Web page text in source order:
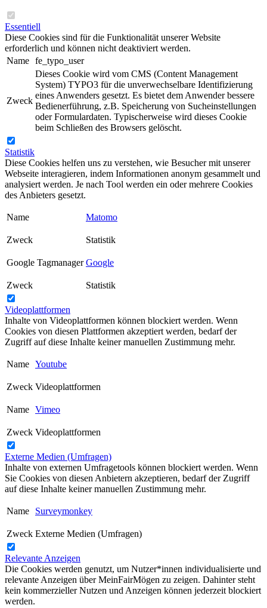
Essentiell
Diese Cookies sind für die Funktionalität unserer Website
erforderlich und können nicht deaktiviert werden.
Name fe_typo_user
Zweck
Dieses Cookie wird vom CMS (Content Management
System) TYPO3 für die unverwechselbare Identifizierung
eines Anwenders gesetzt. Es bietet dem Anwender bessere
Bedienerführung, z.B. Speicherung von Sucheinstellungen
oder Formulardaten. Typischerweise wird dieses Cookie
beim Schließen des Browsers gelöscht.
Statistik
Diese Cookies helfen uns zu verstehen, wie Besucher mit unserer
Webseite interagieren, indem Informationen anonym gesammelt und
analysiert werden. Je nach Tool werden ein oder mehrere Cookies
des Anbieters gesetzt.
Name Matomo
Zweck Statistik
Google Tagmanager Google
Zweck Statistik
Videoplattformen
Inhalte von Videoplattformen können blockiert werden. Wenn
Cookies von diesen Plattformen akzeptiert werden, bedarf der
Zugriff auf diese Inhalte keiner manuellen Zustimmung mehr.
Name Youtube
Zweck Videoplattformen
Name Vimeo
Zweck Videoplattformen
Externe Medien (Umfragen)
Inhalte von externen Umfragetools können blockiert werden. Wenn
Sie Cookies von diesen Anbietern akzeptieren, bedarf der Zugriff
auf diese Inhalte keiner manuellen Zustimmung mehr.
Name Surveymonkey
Zweck Externe Medien (Umfragen)
Relevante Anzeigen
Die Cookies werden genutzt, um Nutzer*innen individualisierte und
relevante Anzeigen über MeinFairMögen zu zeigen. Dahinter steht
kein kommerzieller Nutzen und Anzeigen können jederzeit blockiert
werden.